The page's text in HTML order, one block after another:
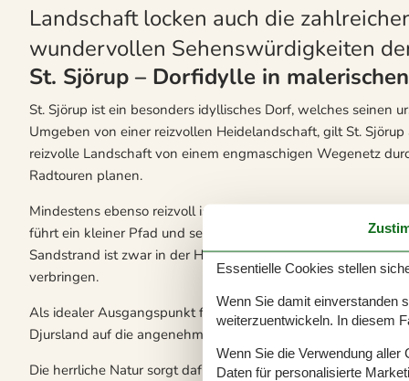
Landschaft locken auch die
wundervollen Sehenswürdigkeiten
St. Sjörup – Dorfidylle in
St. Sjörup ist ein besonders idyllisches Dorf, welches seinen
Umgeben von einer reizvollen Heidelandschaft, gilt St.
reizvolle Landschaft von einem engmaschigen Wegenetz
Radtouren planen.
Mindestens ebenso reizvoll ist der Weg zum Strand, der als
führt ein kleiner Pfad und selbst auf diesem kurzen Weg
Sandstrand ist zwar in der Hauptsaison gut besucht, aber
verbringen.
Als idealer Ausgangspunkt für Erkundungstouren empfiehlt
Djursland auf die angenehmste Weise genießen.
Die herrliche Natur sorgt dafür, dass Kinder hier förmlich
Essentielle Cookies stellen
Wenn Sie damit einverstanden
weiterzuentwickeln. In diesem
Wenn Sie die Verwendung
Daten für personalisierte